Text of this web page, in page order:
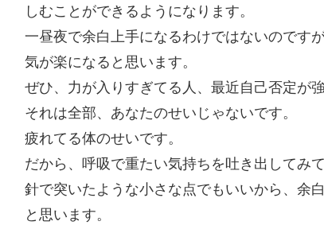
しむことができるようになります。
一昼夜で余白上手になるわけではないのです
気が楽になると思います。
ぜひ、力が入りすぎてる人、最近自己否定が
それは全部、あなたのせいじゃないです。
疲れてる体のせいです。
だから、呼吸で重たい気持ちを吐き出してみ
針で突いたような小さな点でもいいから、余
と思います。